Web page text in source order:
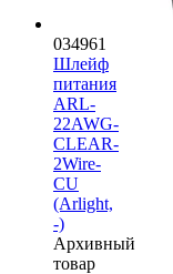
034961
Шлейф
питания
ARL-
22AWG-
CLEAR-
2Wire-
CU
(Arlight,
-)
Архивный
товар